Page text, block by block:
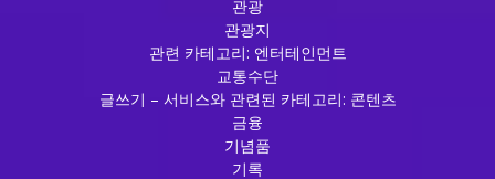
관광
관광지
관련 카테고리: 엔터테인먼트
교통수단
글쓰기 – 서비스와 관련된 카테고리: 콘텐츠
금융
기념품
기록